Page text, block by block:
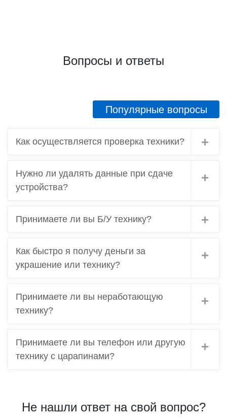
Вопросы и ответы
Популярные вопросы
Как осуществляется проверка техники?
Нужно ли удалять данные при сдаче
устройства?
Принимаете ли вы Б/У технику?
Как быстро я получу деньги за
украшение или технику?
Принимаете ли вы неработающую
технику?
Принимаете ли вы телефон или другую
технику с царапинами?
Не нашли ответ на свой вопрос?